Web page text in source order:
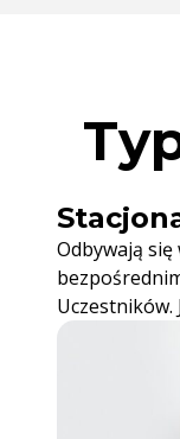
Odbywają się
Uczestników.